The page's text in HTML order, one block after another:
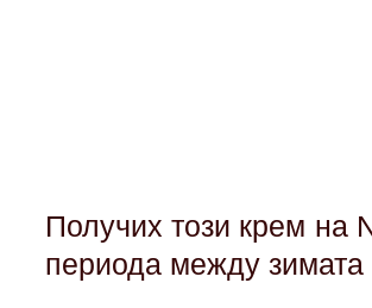
Получих този крем на
периода между